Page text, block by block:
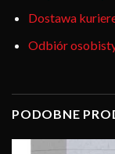
Dostawa
Odbiór
PODOBNE